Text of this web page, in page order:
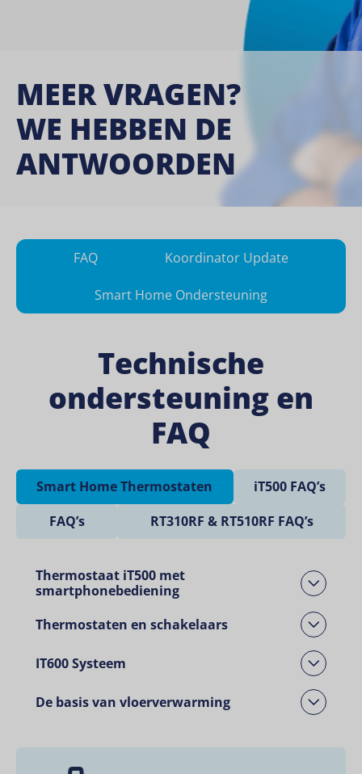
MEER VRAGEN?
WE HEBBEN DE
ANTWOORDEN
FAQ Koordinator Update
Smart Home Ondersteuning
Technische
ondersteuning en
FAQ
Smart Home Thermostaten
iT500 FAQ’s
FAQ’s
RT310RF & RT510RF FAQ’s
Thermostaat iT500 met
smartphonebediening
Open Dropdown
Thermostaten en schakelaarsOpen Dropdown
IT600 Systeem Open Dropdown
De basis van vloerverwarmingOpen Dropdown